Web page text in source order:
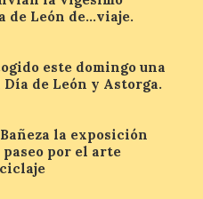
la muestra
Pensar
formada
industrial
la
en
de León de…viaje.
este domingo una
de León y Astorga.
la exposición
por el arte